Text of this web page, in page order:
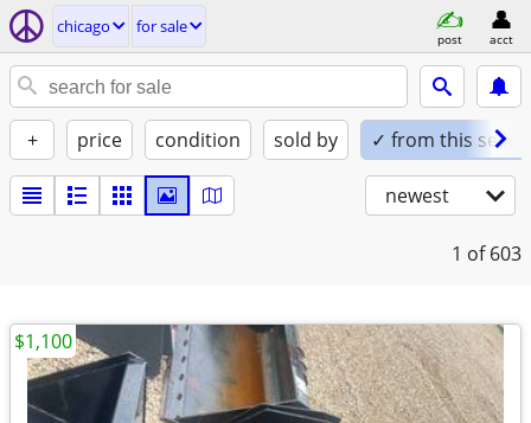
chicago for sale
post acct
+ price condition sold by ✓ from this seller
newest
1 of 603
$1,100